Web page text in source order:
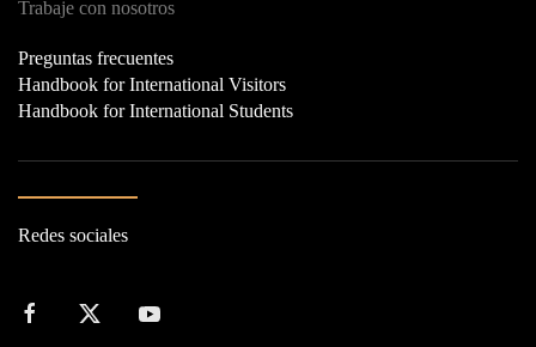
Trabaje con nosotros
Preguntas frecuentes
Handbook for International Visitors
Handbook for International Students
Redes sociales